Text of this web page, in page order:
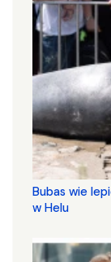
Bubas wie
w Helu